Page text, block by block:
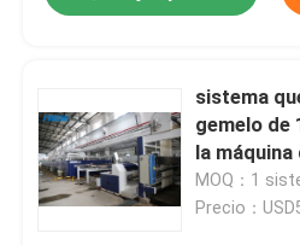
Aprestadora de la materia
Máquina del marco del
sistema
gemelo de
la
para las
MOQ：1
Precio：